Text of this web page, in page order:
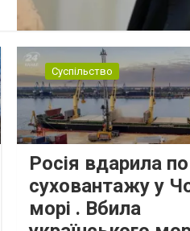
Суспільство
Росія вдарила по
суховантажу у
морі . Вбила